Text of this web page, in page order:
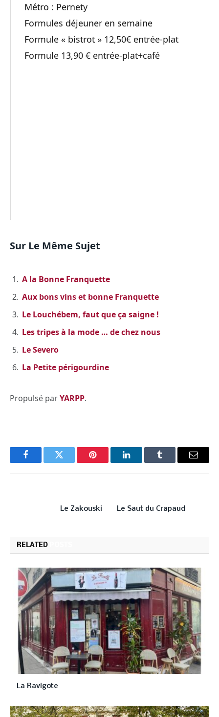
Métro : Pernety
Formules déjeuner en semaine
Formule « bistrot » 12,50€ entrée-plat
Formule 13,90 € entrée-plat+café
Sur Le Même Sujet
A la Bonne Franquette
Aux bons vins et bonne Franquette
Le Louchébem, faut que ça saigne !
Les tripes à la mode … de chez nous
Le Severo
La Petite périgourdine
Propulsé parYARPP.
FacebookTwitter Pinterest LinkedInTumblr Email
Le Zakouski
Le Saut du Crapaud
RELATED
La Ravigote